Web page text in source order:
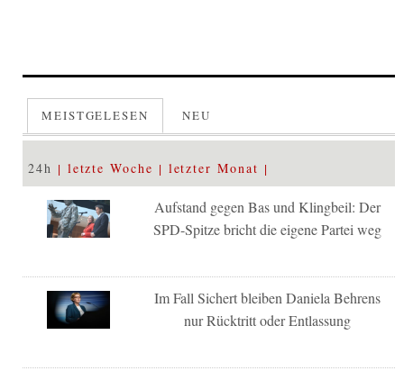
MEISTGELESEN NEU
24h letzte Woche letzter Monat
Aufstand gegen Bas und Klingbeil: Der
SPD-Spitze bricht die eigene Partei weg
Im Fall Sichert bleiben Daniela Behrens
nur Rücktritt oder Entlassung